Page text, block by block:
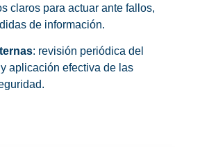
claros para actuar ante fallos,
de información.
: revisión periódica del
aplicación efectiva de las